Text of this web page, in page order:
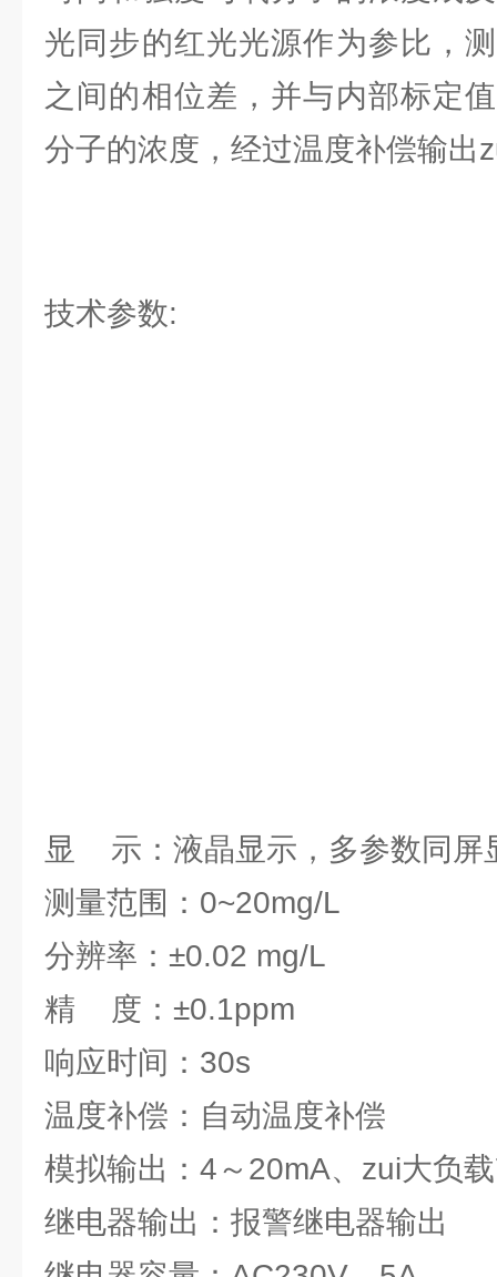
光同步的红光光源作为参比，
之间的相位差，并与内部标定
分子的浓度，经过温度补偿输出
技术参数:
显 示：液晶显示，多参数同屏
测量范围：0~20mg/L
分辨率：±0.02 mg/L
精 度：±0.1ppm
响应时间：30s
温度补偿：自动温度补偿
模拟输出：4～20mA、zui大负
继电器输出：报警继电器输出